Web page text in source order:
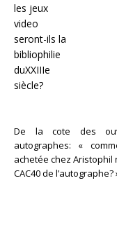
De la cote des
autographes: «
achetée chez Aristophil
CAC40 de l’autographe?